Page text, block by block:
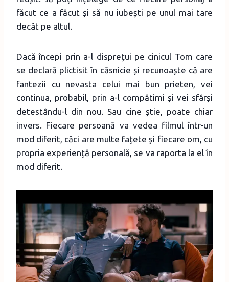
făcut ce a făcut și să nu iubești pe unul mai tare
decât pe altul.
Dacă începi prin a-l disprețui pe cinicul Tom care
se declară plictisit în căsnicie și recunoaște că are
fantezii cu nevasta celui mai bun prieten, vei
continua, probabil, prin a-l compătimi și vei sfârși
detestându-l din nou. Sau cine știe, poate chiar
invers. Fiecare persoană va vedea filmul într-un
mod diferit, căci are multe fațete și fiecare om, cu
propria experiență personală, se va raporta la el în
mod diferit.